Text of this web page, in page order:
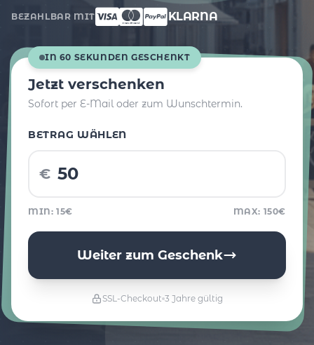
BEZAHLBAR MIT KLARNA
IN 60 SEKUNDEN GESCHENKT
Jetzt verschenken
Sofort per E-Mail oder zum Wunschtermin.
BETRAG WÄHLEN
€
MIN: 15€ MAX: 150€
Weiter zum Geschenk
SSL-Checkout 3 Jahre gültig